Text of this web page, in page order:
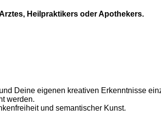
Heilpraktikers oder Apothekers.
Deine eigenen kreativen Erkenntnisse
werden.
und semantischer Kunst.